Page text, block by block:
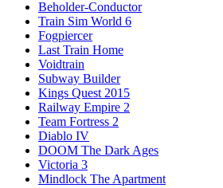
Beholder-Conductor
Train Sim World 6
Fogpiercer
Last Train Home
Voidtrain
Subway Builder
Kings Quest 2015
Railway Empire 2
Team Fortress 2
Diablo IV
DOOM The Dark Ages
Victoria 3
Mindlock The Apartment